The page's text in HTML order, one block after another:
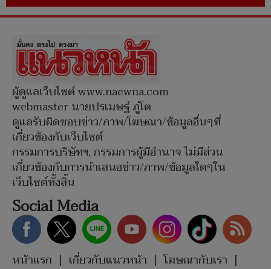
ผู้ดูแลเว็บไซต์ www.naewna.com
webmaster นายปรเมษฐ์ ภู่โต
ดูแลรับผิดชอบข่าว/ภาพ/โฆษณา/ข้อมูลอื่นๆที่
เกี่ยวข้องกับเว็บไซต์
กรรมการบริษัทฯ, กรรมการผู้มีอำนาจ ไม่มีส่วน
เกี่ยวข้องกับการนำเสนอข่าว/ภาพ/ข้อมูลใดๆใน
เว็บไซต์ทั้งสิ้น
Social Media
หน้าแรก | เกี่ยวกับแนวหน้า | โฆษณากับเรา |